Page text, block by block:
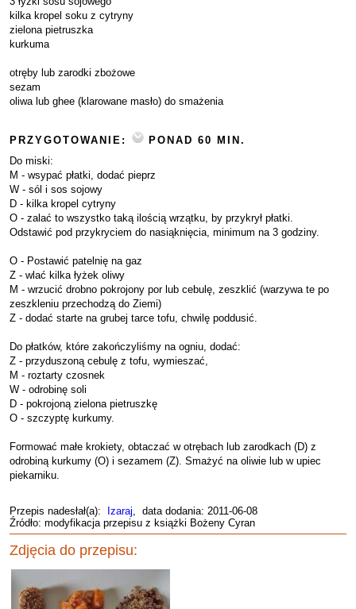
kilka kropel soku z cytryny
zielona pietruszka
kurkuma
otręby lub zarodki zbożowe
sezam
oliwa lub ghee (klarowane masło) do smażenia
PRZYGOTOWANIE:
PONAD 60 MIN.
Do miski:
M - wsypać płatki, dodać pieprz
W - sól i sos sojowy
D - kilka kropel cytryny
O - zalać to wszystko taką ilością wrzątku, by przykrył płatki.
Odstawić pod przykryciem do nasiąknięcia, minimum na 3 godziny.
O - Postawić patelnię na gaz
Z - wlać kilka łyżek oliwy
M - wrzucić drobno pokrojony por lub cebulę, zeszklić (warzywa te po
zeszkleniu przechodzą do Ziemi)
Z - dodać starte na grubej tarce tofu, chwilę poddusić.
Do płatków, które zakończyliśmy na ogniu, dodać:
Z - przyduszoną cebulę z tofu, wymieszać,
M - roztarty czosnek
W - odrobinę soli
D - pokrojoną zielona pietruszkę
O - szczyptę kurkumy.
Formować małe krokiety, obtaczać w otrębach lub zarodkach (D) z
odrobiną kurkumy (O) i sezamem (Z). Smażyć na oliwie lub w upiec
piekarniku.
Przepis nadesłał(a): Izaraj, data dodania: 2011-06-08
Źródło: modyfikacja przepisu z książki Bożeny Cyran
Zdjęcia do przepisu: